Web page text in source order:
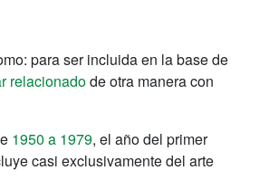
para ser incluida en la base de
relacionadode otra manera con
1950 a 1979, el año del primer
casi exclusivamente del arte